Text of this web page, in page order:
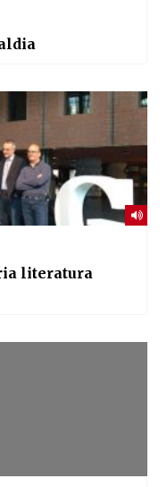
literatura